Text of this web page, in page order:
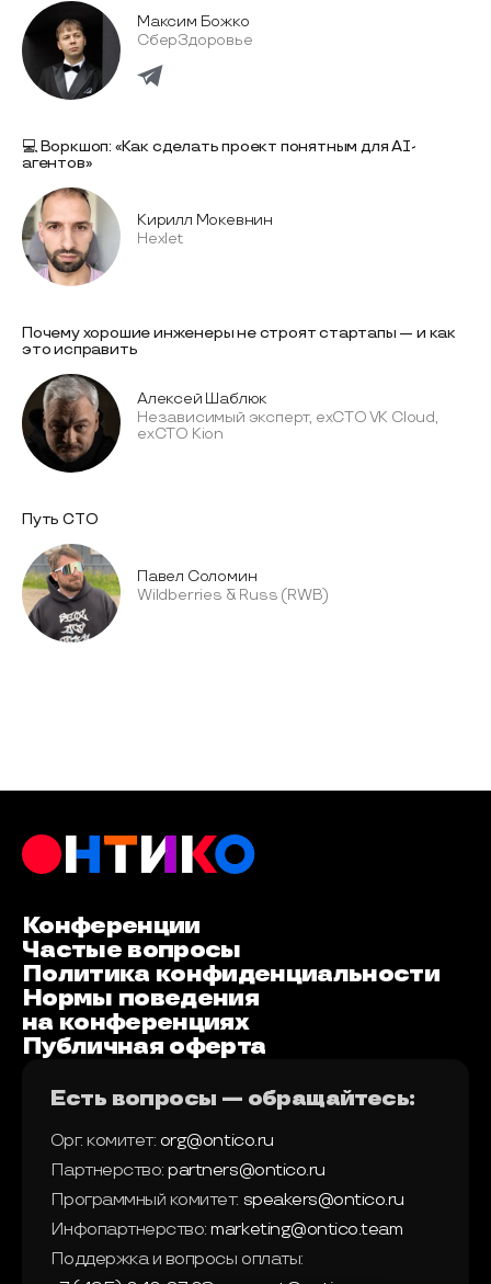
Максим Божко
СберЗдоровье
💻 Воркшоп: «Как сделать проект понятным для AI-
агентов»
Кирилл Мокевнин
Hexlet
Почему хорошие инженеры не строят стартапы — и как
это исправить
Алексей Шаблюк
Независимый эксперт, exCTO VK Cloud,
exCTO Kion
Путь CTO
Павел Соломин
Wildberries & Russ (RWB)
Конференции
Частые вопросы
Политика конфиденциальности
Нормы поведения
на конференциях
Публичная оферта
Есть вопросы — обращайтесь:
Орг. комитет: org@ontico.ru
Партнерство: partners@ontico.ru
Программный комитет: speakers@ontico.ru
Инфопартнерство: marketing@ontico.team
Поддержка и вопросы оплаты: